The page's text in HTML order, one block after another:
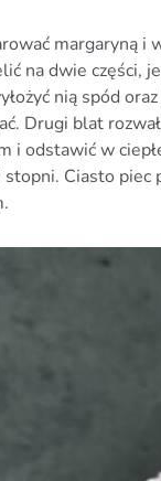
margaryną i
na dwie części,
nią spód
Drugi blat
i odstawić w
stopni. Ciasto